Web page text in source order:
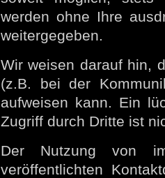
werden ohne Ihre
weitergegeben.
Wir weisen darauf hin,
(z.B. bei der
aufweisen kann. Ein
Zugriff durch Dritte ist
Der Nutzung von
veröffentlichten